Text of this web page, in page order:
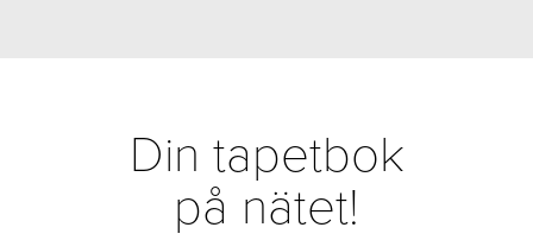
Din tapetbok
på nätet!